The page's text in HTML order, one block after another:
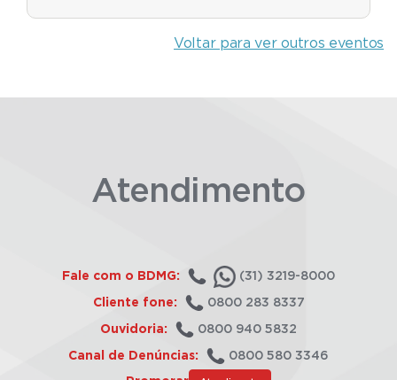
Voltar para ver outros eventos
Atendimento
Fale com o BDMG: (31) 3219-8000
Cliente fone: 0800 283 8337
Ouvidoria: 0800 940 5832
Canal de Denúncias: 0800 580 3346